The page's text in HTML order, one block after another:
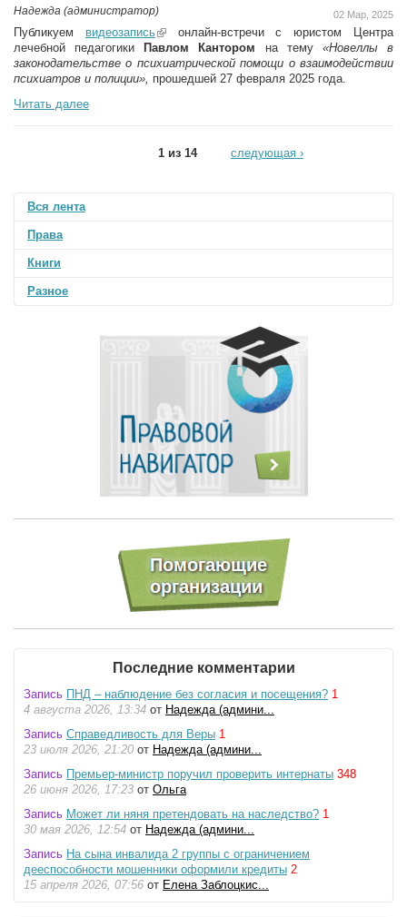
02 Мар, 2025
Надежда (администратор)
Публикуем видеозапись(link is external)
онлайн-встречи с юристом Центра
лечебной педагогики
Павлом Кантором на тему «Новеллы в
законодательстве о психиатрической помощи о взаимодействии
психиатров и полиции», прошедшей 27 февраля 2025 года.
Читать далее
1 из 14 следующая ›
Вся лента
Права
Книги
Разное
Последние комментарии
Запись ПНД – наблюдение без согласия и посещения? 1
4 августа 2026, 13:34 от Надежда (админи...
Запись Справедливость для Веры 1
23 июля 2026, 21:20 от Надежда (админи...
Запись Премьер-министр поручил проверить интернаты 348
26 июня 2026, 17:23 от Ольга
Запись Может ли няня претендовать на наследство? 1
30 мая 2026, 12:54 от Надежда (админи...
Запись На сына инвалида 2 группы с ограничением
дееспособности мошенники оформили кредиты 2
15 апреля 2026, 07:56 от Елена Заблоцкис...